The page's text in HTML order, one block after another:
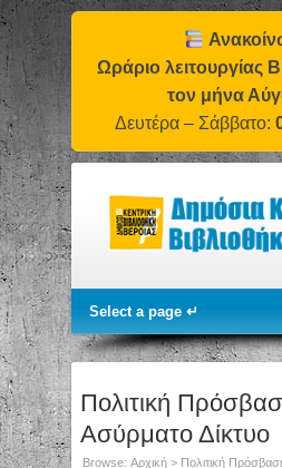
Ωράριο λειτουργίας
τον μήνα
Δευτέρα – Σάββατο:
Πολιτική
Ασύρματο Δίκτυο
Browse: Αρχική > Πολιτική